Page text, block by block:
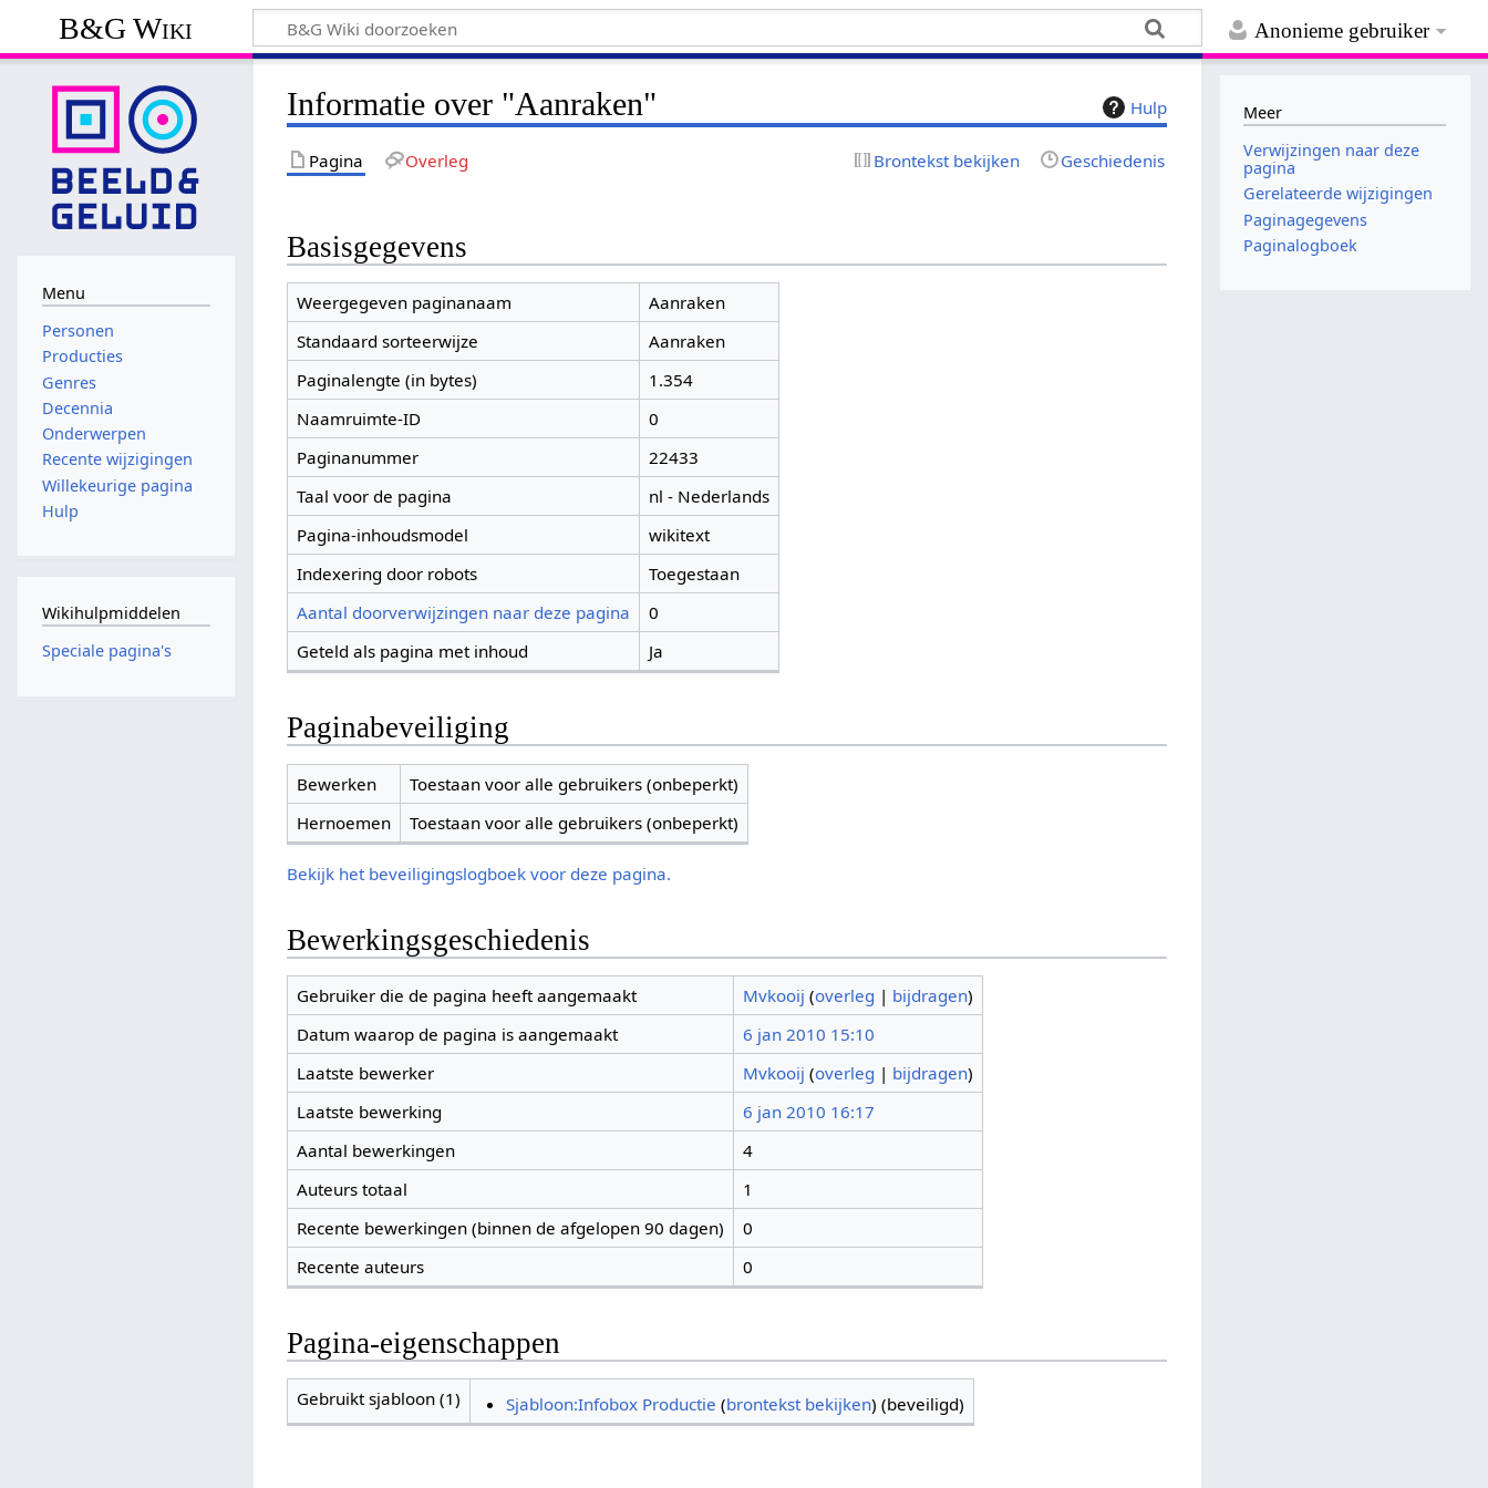
Anonieme gebruiker
B&G Wiki
Hulp
Informatie over "Aanraken"
Pagina Overleg Brontekst bekijken Geschiedenis
Basisgegevens
Weergegeven paginanaam
Aanraken
Standaard sorteerwijze
Aanraken
Paginalengte (in bytes)
1.354
Naamruimte-ID
0
Paginanummer
22433
Taal voor de pagina
nl - Nederlands
Pagina-inhoudsmodel
wikitext
Indexering door robots
Toegestaan
Aantal doorverwijzingen naar deze pagina
0
Geteld als pagina met inhoud
Ja
Paginabeveiliging
Bewerken
Toestaan voor alle gebruikers (onbeperkt)
Hernoemen
Toestaan voor alle gebruikers (onbeperkt)
Bekijk het beveiligingslogboek voor deze pagina.
Bewerkingsgeschiedenis
Gebruiker die de pagina heeft aangemaakt Mvkooij (overleg | bijdragen)
Datum waarop de pagina is aangemaakt
6 jan 2010 15:10
Laatste bewerker
Mvkooij (overleg | bijdragen)
Laatste bewerking
6 jan 2010 16:17
Aantal bewerkingen
4
Auteurs totaal
1
Recente bewerkingen (binnen de afgelopen 90 dagen)
0
Recente auteurs
0
Pagina-eigenschappen
Gebruikt sjabloon (1) Sjabloon:Infobox Productie (brontekst bekijken) (beveiligd)
Menu
Personen
Producties
Genres
Decennia
Onderwerpen
Recente wijzigingen
Willekeurige pagina
Hulp
Wikihulpmiddelen
Speciale pagina's
Meer
Verwijzingen naar deze
pagina
Gerelateerde wijzigingen
Paginagegevens
Paginalogboek